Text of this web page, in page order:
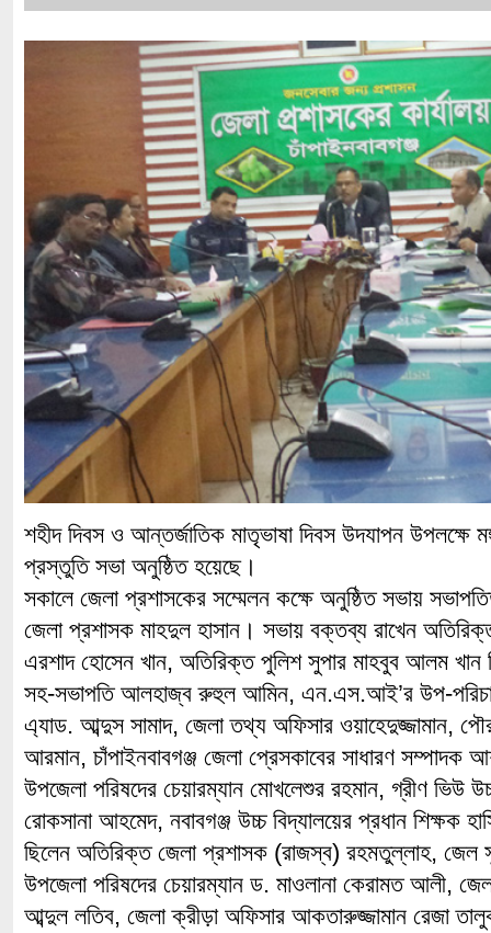
শহীদ দিবস ও আন্তর্জাতিক মাতৃভাষা দিবস উদযাপন উপলক্ষে
প্রস্তুতি সভা অনুষ্ঠিত হয়েছে।
সকালে জেলা প্রশাসকের সম্মেলন কক্ষে অনুষ্ঠিত সভায়
জেলা প্রশাসক মাহদুল হাসান। সভায় বক্তব্য রাখেন
এরশাদ হোসেন খান, অতিরিক্ত পুলিশ সুপার মাহবুব আলম খান
সহ-সভাপতি আলহাজ্ব রুহুল আমিন, এন.এস.আই’র উপ-
এ্যাড. আব্দুস সামাদ, জেলা তথ্য অফিসার ওয়াহেদুজ্জামান,
আরমান, চাঁপাইনবাবগঞ্জ জেলা প্রেসকাবের সাধারণ সম্পাদক
উপজেলা পরিষদের চেয়ারম্যান মোখলেশুর রহমান, গ্রীণ ভিউ
রোকসানা আহমেদ, নবাবগঞ্জ উচ্চ বিদ্যালয়ের প্রধান শিক্ষক
ছিলেন অতিরিক্ত জেলা প্রশাসক (রাজস্ব) রহমতুল্লাহ, জেল
উপজেলা পরিষদের চেয়ারম্যান ড. মাওলানা কেরামত আলী,
আব্দুল লতিব, জেলা ক্রীড়া অফিসার আকতারুজ্জামান রেজা